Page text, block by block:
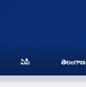
ఏపీ తెలంగాణ